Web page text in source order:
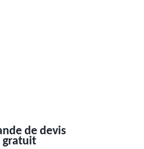
de devis
gratuit